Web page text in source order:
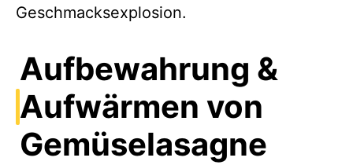
Geschmacksexplosion.
Aufbewahrung &
Aufwärmen von
Gemüselasagne